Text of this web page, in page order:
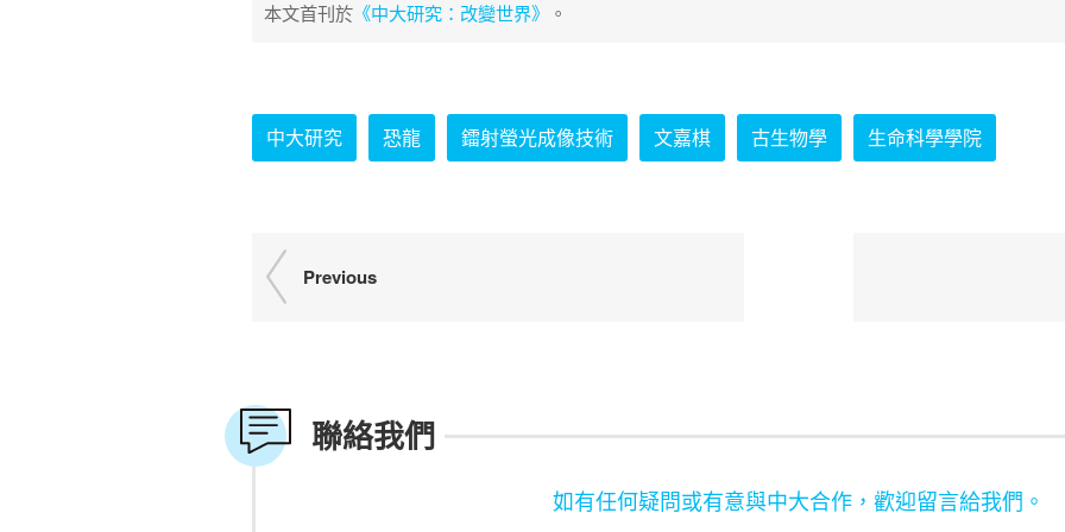
本文首刊於 《中大研究：改變世界》 。
中大研究 恐龍 鐳射螢光成像技術 文嘉棋 古生物學 生命科學學院
Previous
聯絡我們
如有任何疑問或有意與中大合作，歡迎留言給我們。